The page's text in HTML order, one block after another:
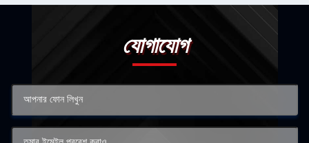
যোগাযোগ